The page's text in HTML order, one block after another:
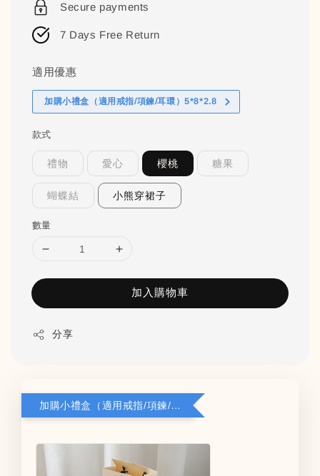
Secure payments
7 Days Free Return
適用優惠
加購小禮盒（適用戒指/項鍊/耳環）5*8*2.8
款式
禮物 愛心 櫻桃 糖果
蝴蝶結 小熊穿裙子
數量
加入購物車
分享
加購小禮盒（適用戒指/項鍊/耳環）5*8*2.8